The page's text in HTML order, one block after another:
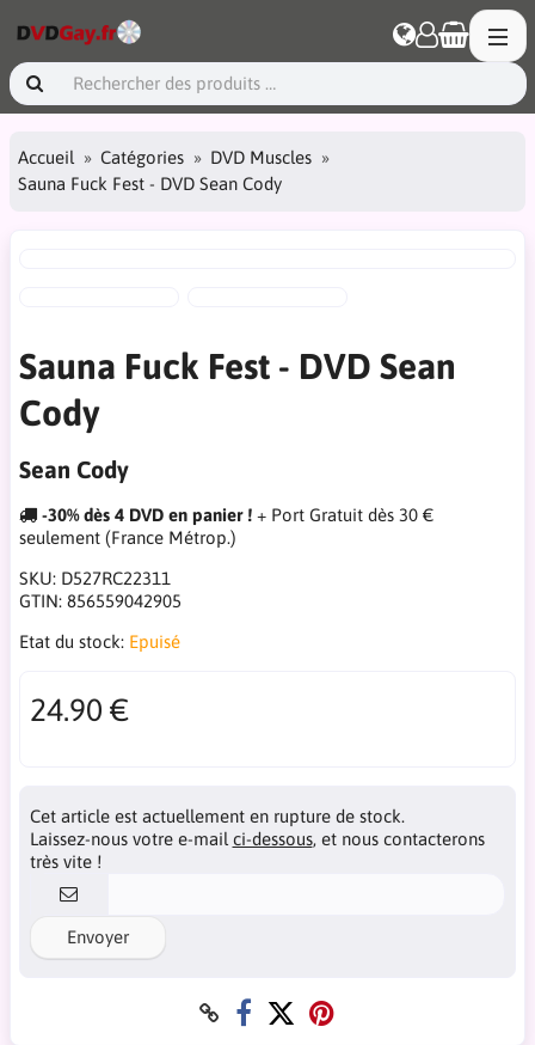
Accueil Catégories
DVD Muscles
Sauna Fuck Fest - DVD Sean Cody
Sauna Fuck Fest - DVD Sean
Cody
Sean Cody
-30% dès 4 DVD en panier ! + Port Gratuit dès 30 €
seulement (France Métrop.)
SKU: D527RC22311
GTIN: 856559042905
Etat du stock: Epuisé
24.90 €
Cet article est actuellement en rupture de stock.
Laissez-nous votre e-mail ci-dessous, et nous contacterons
très vite !
Envoyer